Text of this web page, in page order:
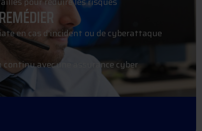
en cas d’incident ou de cyberattaque
avec une assurance cyber